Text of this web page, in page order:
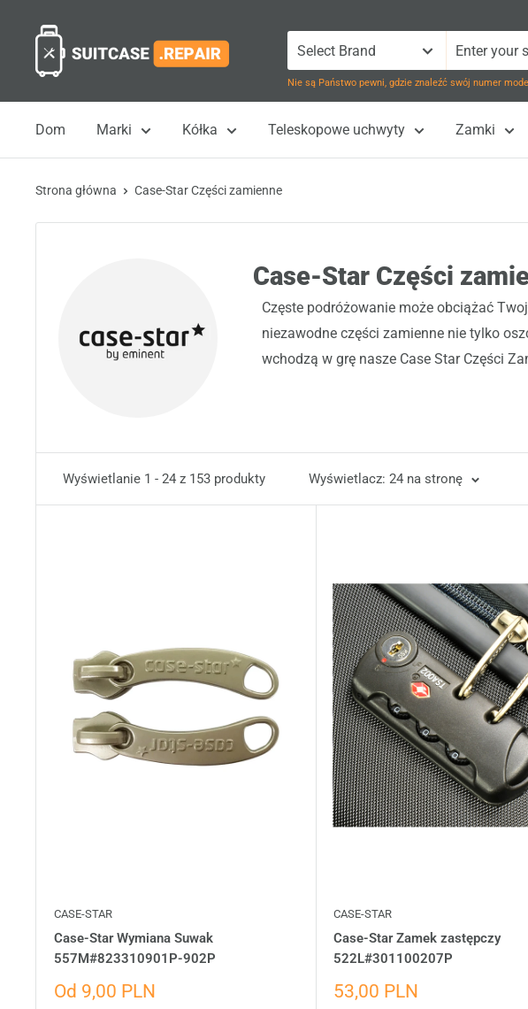
Suitcase.Repair
Nie są Państwo pewni, gdzie znaleźć swój numer
Dom Marki Kółka Teleskopowe uchwyty Zamki
Strona główna Case-Star Części zamienne
Case-Star Części
Częste podróżowanie może obciążać
niezawodne części zamienne nie tylko
wchodzą w grę nasze Case Star Części
Wyświetlanie 1 - 24 z 153 produkty Wyświetlacz: 24 na stronę
CASE-STAR
Case-Star Wymiana Suwak
557M#823310901P-902P
Cena
Od 9,00 PLN
CASE-STAR
Case-Star Zamek zastępczy
522L#301100207P
Cena
53,00 PLN